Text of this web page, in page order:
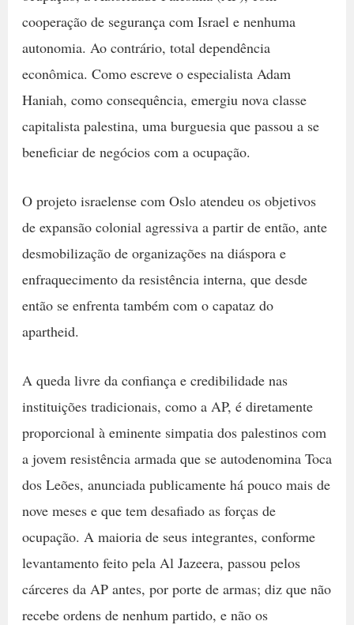
cooperação de segurança com Israel e nenhuma
autonomia. Ao contrário, total dependência
econômica. Como escreve o especialista Adam
Haniah, como consequência, emergiu nova classe
capitalista palestina, uma burguesia que passou a se
beneficiar de negócios com a ocupação.
O projeto israelense com Oslo atendeu os objetivos
de expansão colonial agressiva a partir de então, ante
desmobilização de organizações na diáspora e
enfraquecimento da resistência interna, que desde
então se enfrenta também com o capataz do
apartheid.
A queda livre da confiança e credibilidade nas
instituições tradicionais, como a AP, é diretamente
proporcional à eminente simpatia dos palestinos com
a jovem resistência armada que se autodenomina Toca
dos Leões, anunciada publicamente há pouco mais de
nove meses e que tem desafiado as forças de
ocupação. A maioria de seus integrantes, conforme
levantamento feito pela Al Jazeera, passou pelos
cárceres da AP antes, por porte de armas; diz que não
recebe ordens de nenhum partido, e não os